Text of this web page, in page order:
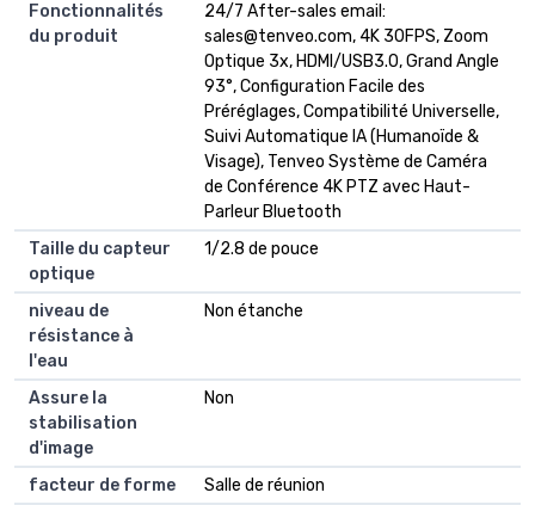
Fonctionnalités
du produit
24/7 After-sales email:
sales@tenveo.com, 4K 30FPS, Zoom
Optique 3x, HDMI/USB3.0, Grand Angle
93°, Configuration Facile des
Préréglages, Compatibilité Universelle,
Suivi Automatique IA (Humanoïde &
Visage), Tenveo Système de Caméra
de Conférence 4K PTZ avec Haut-
Parleur Bluetooth
Taille du capteur
optique
1/2.8 de pouce
niveau de
résistance à
l'eau
Non étanche
Assure la
stabilisation
d'image
Non
facteur de forme
Salle de réunion